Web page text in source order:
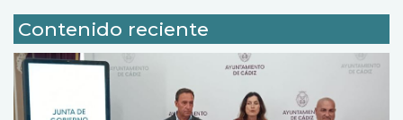
Contenido reciente